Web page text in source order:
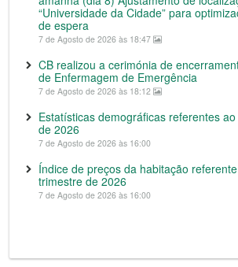
“Universidade da Cidade” para
de espera
7 de Agosto de 2026 às 18:47
CB realizou a cerimónia de
de Enfermagem de Emergência
7 de Agosto de 2026 às 18:12
Estatísticas demográficas referentes
de 2026
7 de Agosto de 2026 às 16:00
Índice de preços da habitação
trimestre de 2026
7 de Agosto de 2026 às 16:00